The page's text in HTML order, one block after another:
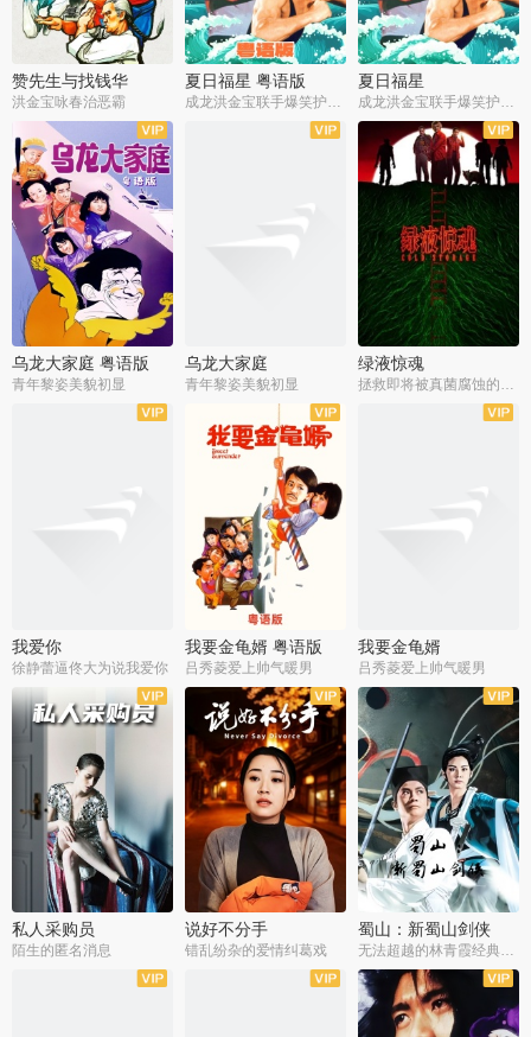
赞先生与找钱华
洪金宝咏春治恶霸
夏日福星 粤语版
成龙洪金宝联手爆笑护美女
夏日福星
成龙洪金宝联手爆笑护美女
乌龙大家庭 粤语版
青年黎姿美貌初显
乌龙大家庭
青年黎姿美貌初显
绿液惊魂
拯救即将被真菌腐蚀的世界
我爱你
徐静蕾逼佟大为说我爱你
我要金龟婿 粤语版
吕秀菱爱上帅气暖男
我要金龟婿
吕秀菱爱上帅气暖男
私人采购员
陌生的匿名消息
说好不分手
错乱纷杂的爱情纠葛戏
蜀山：新蜀山剑侠
无法超越的林青霞经典角色